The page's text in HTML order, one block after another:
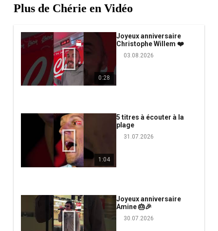
Plus de Chérie en Vidéo
0:28
Joyeux anniversaire
Christophe Willem ❤️
03.08.2026
1:04
5 titres à écouter à la
plage
31.07.2026
Joyeux anniversaire
Amine 🎂🎉
30.07.2026